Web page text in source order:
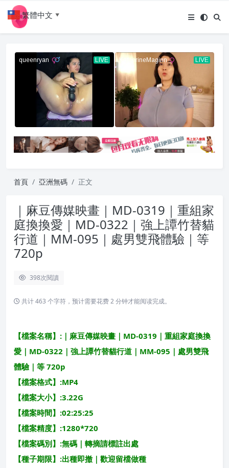
首頁 亞洲無碼 正文
｜麻豆傳媒映畫｜MD-0319｜重組家
庭換換愛｜MD-0322｜強上譚竹替貓
行道｜MM-095｜處男雙飛體驗｜等
720p
398次閱讀
共计 463 个字符，预计需要花费 2 分钟才能阅读完成。
【檔案名稱】:｜麻豆傳媒映畫｜MD-0319｜重組家庭換換
愛｜MD-0322｜強上譚竹替貓行道｜MM-095｜處男雙飛
體驗｜等 720p
【檔案格式】:MP4
【檔案大小】:3.22G
【檔案時間】:02:25:25
【檔案精度】:1280*720
【檔案碼別】:無碼｜轉摘請標註出處
【種子期限】:出種即撤｜歡迎留檔做種
繁體中文 ▼